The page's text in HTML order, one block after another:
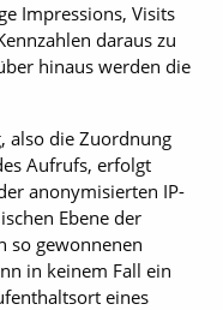
Impressions, Visits
daraus zu
hinaus werden die
also die Zuordnung
Aufrufs, erfolgt
anonymisierten IP-
Ebene der
so gewonnenen
in keinem Fall ein
eines